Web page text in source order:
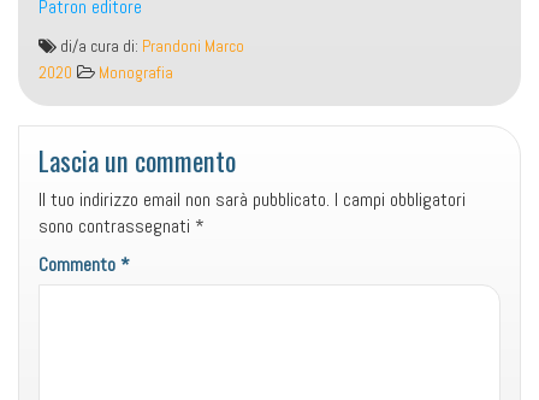
Patron editore
Minatori
di
Il
plurilinguismo
nei
contesti
transnazionali
postminerari
del
di/a cura di: Prandoni Marco
2020
Monografia
Lascia un commento
Il tuo indirizzo email non sarà pubblicato. I campi obbligatori
sono contrassegnati *
Commento*